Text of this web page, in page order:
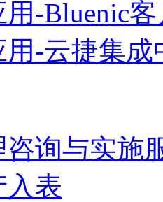
-Bluenic
-云捷集成
咨询与实施
入表